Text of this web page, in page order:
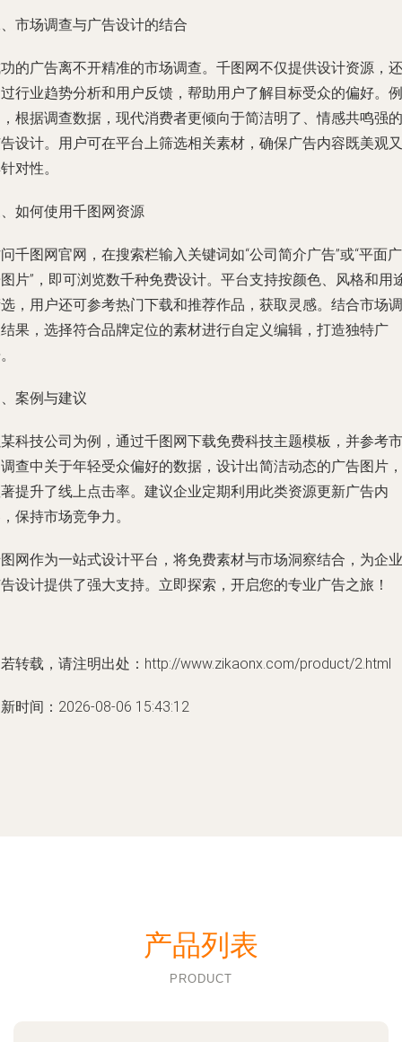
市场调查与广告设计的结合
的广告离不开精准的市场调查。千图网不仅提供设计资源，还
行业趋势分析和用户反馈，帮助用户了解目标受众的偏好。例
根据调查数据，现代消费者更倾向于简洁明了、情感共鸣强的
设计。用户可在平台上筛选相关素材，确保广告内容既美观又
对性。
如何使用千图网资源
千图网官网，在搜索栏输入关键词如“公司简介广告”或“平面广
片”，即可浏览数千种免费设计。平台支持按颜色、风格和用
，用户还可参考热门下载和推荐作品，获取灵感。结合市场调
果，选择符合品牌定位的素材进行自定义编辑，打造独特广
案例与建议
科技公司为例，通过千图网下载免费科技主题模板，并参考市
查中关于年轻受众偏好的数据，设计出简洁动态的广告图片，
提升了线上点击率。建议企业定期利用此类资源更新广告内
保持市场竞争力。
网作为一站式设计平台，将免费素材与市场洞察结合，为企业
设计提供了强大支持。立即探索，开启您的专业广告之旅！
转载，请注明出处：http://www.zikaonx.com/product/2.html
时间：2026-08-06 15:43:12
产品列表
PRODUCT